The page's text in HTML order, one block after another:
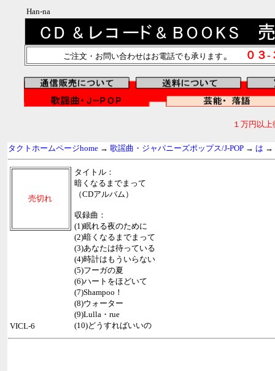
Han-na
ご注文・お問い合わせはお電話でも承ります。 ０３
１万円以
タクトホームページhome → 歌謡曲・ジャパニーズポップス/J-POP → は →
売切れ
タイトル：
暗くなるまでまって
（CDアルバム）
収録曲：
(1)眠れる夜のために
(2)暗くなるまでまって
(3)あなたは待っている
(4)時計はもういらない
(5)フーガの夏
(6)ハートをほどいて
(7)Shampoo！
(8)ウォーター
(9)Lulla・rue
(10)どうすればいいの
VICL-6